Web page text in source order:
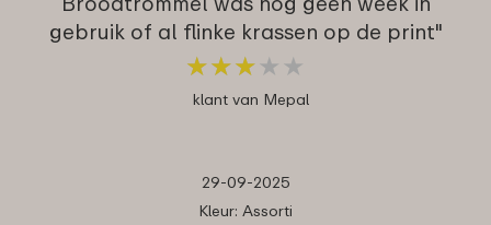
gebruik of al flinke krassen op de print"
★★★ ★ ★
★★★ ★ ★
klant van Mepal
29-09-2025
Kleur: Assorti